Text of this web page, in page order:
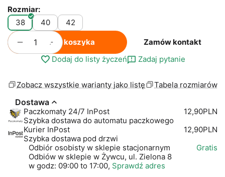
Rozmiar:
38
40 42
+
− Do koszyka
Zamów kontakt
Dodaj do listy życzeń
Zadaj pytanie
Zobacz wszystkie warianty jako listę Tabela rozmiarów
Dostawa
Paczkomaty 24/7 InPost
Szybka dostawa do automatu paczkowego
12,90PLN
Kurier InPost
Szybka dostawa pod drzwi
12,90PLN
Odbiór osobisty w sklepie stacjonarnym
Odbiów w sklepie w Żywcu, ul. Zielona 8
w godz: 09:00 to 17:00, Sprawdź adres
Gratis